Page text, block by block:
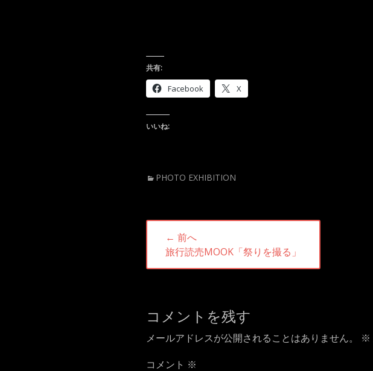
共有:
Facebook X
いいね:
カ PHOTO EXHIBITION
投
ナ
ゲ
ー
シ
← 前へ
前
の
旅行読売MOOK「祭りを撮る」
コメントを残す
メールアドレスが公開されることはありません。 ※
コメント ※